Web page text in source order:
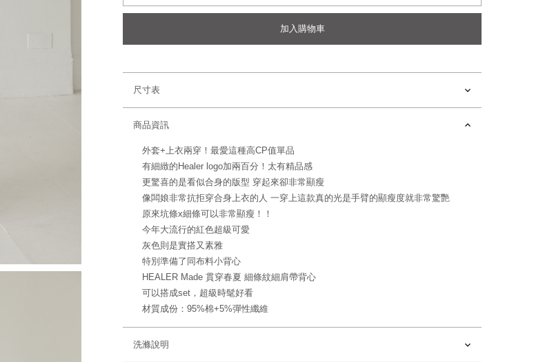
加入購物車
尺寸表
商品資訊
外套+上衣兩穿！最愛這種高CP值單品
有細緻的Healer logo加兩百分！太有精品感
更驚喜的是看似合身的版型 穿起來卻非常顯瘦
像闆娘非常抗拒穿合身上衣的人 一穿上這款真的光是手臂的顯瘦度就非常驚艷
原來坑條x細條可以非常顯瘦！！
今年大流行的紅色超級可愛
灰色則是實搭又素雅
特別準備了同布料小背心
HEALER Made 貫穿春夏 細條紋細肩帶背心
可以搭成set，超級時髦好看
材質成份：95%棉+5%彈性纖維
洗滌說明